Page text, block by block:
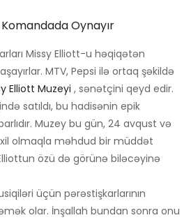
Oynayır
Missy Elliott-u həqiqətən
MTV, Pepsi ilə ortaq şəkildə
Elliott Muzeyi , sənətçini qeyd edir.
satıldı, bu hadisənin epik
Muzey bu gün, 24 avqust və
olmaqla məhdud bir müddət
özü də görünə biləcəyinə
üçün pərəstişkarlarının
olar. İnşallah bundan sonra onu